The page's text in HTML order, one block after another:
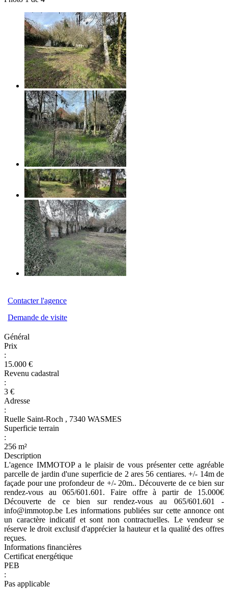
Contacter l'agence
Demande de visite
Général
Prix
:
15.000 €
Revenu cadastral
:
3 €
Adresse
:
Ruelle Saint-Roch , 7340 WASMES
Superficie terrain
:
256 m²
Description
L'agence IMMOTOP a le plaisir de vous présenter cette agréable
parcelle de jardin d'une superficie de 2 ares 56 centiares. +/- 14m de
façade pour une profondeur de +/- 20m.. Découverte de ce bien sur
rendez-vous au 065/601.601. Faire offre à partir de 15.000€
Découverte de ce bien sur rendez-vous au 065/601.601 -
info@immotop.be Les informations publiées sur cette annonce ont
un caractère indicatif et sont non contractuelles. Le vendeur se
réserve le droit exclusif d'apprécier la hauteur et la qualité des offres
reçues.
Informations financières
Certificat energétique
PEB
:
Pas applicable